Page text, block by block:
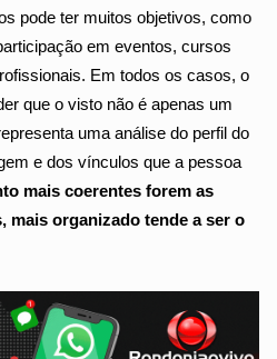
pode ter muitos objetivos, como
em eventos, cursos
Em todos os casos, o
que o visto não é apenas um
uma análise do perfil do
e dos vínculos que a pessoa
mais coerentes forem as
mais organizado tende a ser o